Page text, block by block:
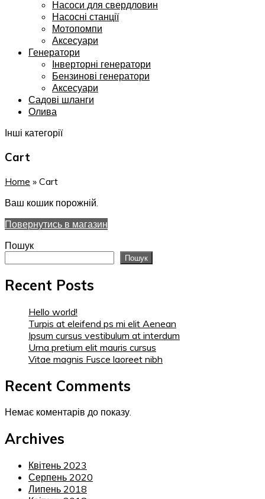
Насоси для свердловин
Насосні станції
Мотопомпи
Аксесуари
Генератори
Інверторні генератори
Бензинові генератори
Аксесуари
Садові шланги
Олива
Інші категорії
Cart
Home » Cart
Ваш кошик порожній.
Повернутись в магазин
Пошук
Пошук
Recent Posts
Hello world!
Turpis at eleifend ps mi elit Aenean
Ipsum cursus vestibulum at interdum
Urna pretium elit mauris cursus
Vitae magnis Fusce laoreet nibh
Recent Comments
Немає коментарів до показу.
Archives
Квітень 2023
Серпень 2020
Липень 2018